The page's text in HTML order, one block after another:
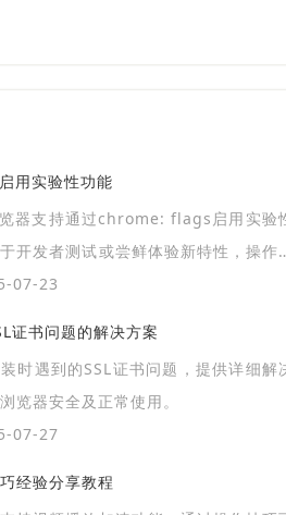
用实验性功能
通过chrome: flags启用实验性
开发者测试或尝鲜体验新特性，操作
07-23
证书问题的解决方案
时遇到的SSL证书问题，提供详细解
览器安全及正常使用。
07-27
经验分享教程